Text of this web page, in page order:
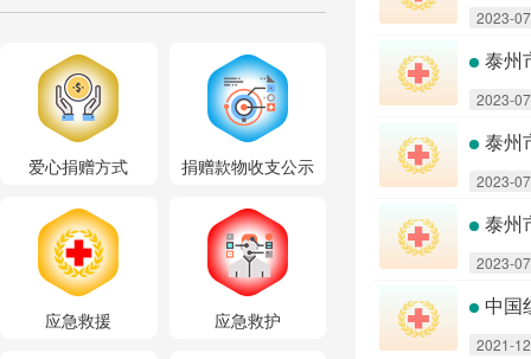
爱心捐赠方式 捐赠款物收支公示
应急救援 应急救护
2023-
泰州
2023-
泰州
2023-
泰州
2023-
中国
2021-